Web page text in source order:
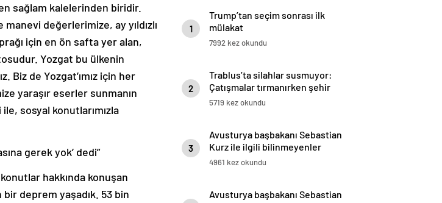
sağlam kalelerinden biridir.
değerlerimize, ay yıldızlı
için en ön safta yer alan,
Yozgat bu ülkenin
Biz de Yozgat’ımız için her
yaraşır eserler sunmanın
sosyal konutlarımızla
gerek yok’ dedi”
hakkında konuşan
deprem yaşadık. 53 bin
1
Trump’tan seçim sonrası ilk
mülakat
7992 kez okundu
2
Trablus’ta silahlar susmuyor:
Çatışmalar tırmanırken şehir
alarmda
5719 kez okundu
3
Avusturya başbakanı Sebastian
Kurz ile ilgili bilinmeyenler
4961 kez okundu
Avusturya başbakanı Sebastian